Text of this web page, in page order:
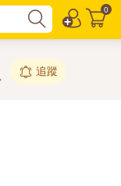
0
追蹤